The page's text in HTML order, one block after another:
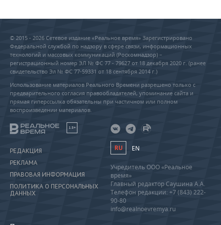
© 2015 - 2026 Сетевое издание «Реальное время» Зарегистрировано
Федеральной службой по надзору в сфере связи, информационных
технологий и массовых коммуникаций (Роскомнадзор) –
регистрационный номер ЭЛ № ФС 77 - 79627 от 18 декабря 2020 г. (ранее
свидетельство Эл № ФС 77-59331 от 18 сентября 2014 г.)
Использование материалов Реального Времени разрешено только с
предварительного согласия правообладателей, упоминание сайта и
прямая гиперссылка обязательны при частичном или полном
воспроизведении материалов.
18+
РЕДАКЦИЯ
РЕКЛАМА
ПРАВОВАЯ ИНФОРМАЦИЯ
ПОЛИТИКА О ПЕРСОНАЛЬНЫХ
ДАННЫХ
RU EN
Учредитель ООО «Реальное
время»
Главный редактор Саушина А.А.
Телефон редакции: +7 (843) 222-
90-80
info@realnoevremya.ru